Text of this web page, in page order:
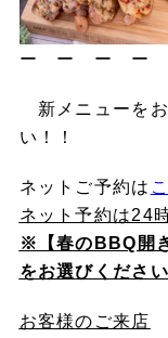
ー ー ー ー
新メニューをお
い！！
ネットご予約は
ネット予約は24
※【春のBBQ開
をお選びください
お客様のご来店